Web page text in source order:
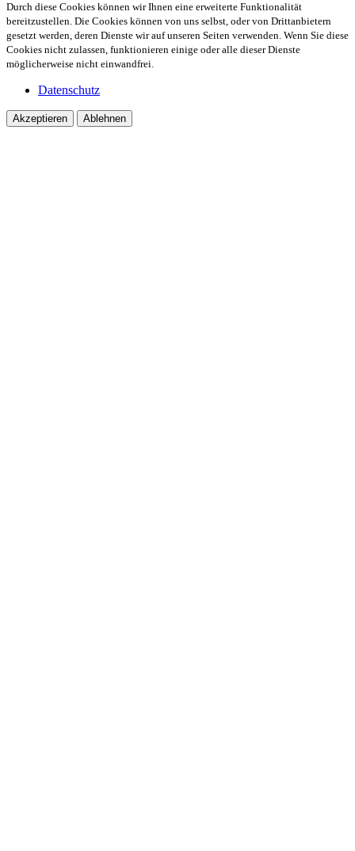
Durch diese Cookies können wir Ihnen eine erweiterte Funktionalität
bereitzustellen. Die Cookies können von uns selbst, oder von Drittanbietern
gesetzt werden, deren Dienste wir auf unseren Seiten verwenden. Wenn Sie diese
Cookies nicht zulassen, funktionieren einige oder alle dieser Dienste
möglicherweise nicht einwandfrei.
Datenschutz
Akzeptieren Ablehnen